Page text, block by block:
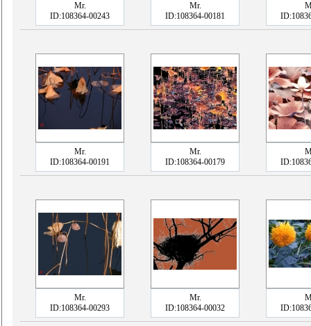
Mr.
ID:108364-00243
Mr.
ID:108364-00181
Mr.
ID:108364-00191
Mr.
ID:108364-00179
Mr.
ID:108364-00293
Mr.
ID:108364-00032